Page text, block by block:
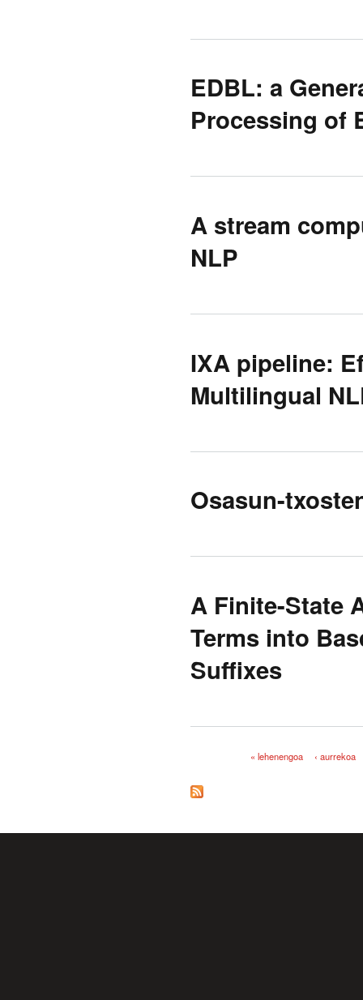
EDBL: a
Processing of
A stream
NLP
IXA pipeline:
Multilingual
Osasun-
A Finite-State
Terms into
Suffixes
« lehenengoa ‹ aurrekoa